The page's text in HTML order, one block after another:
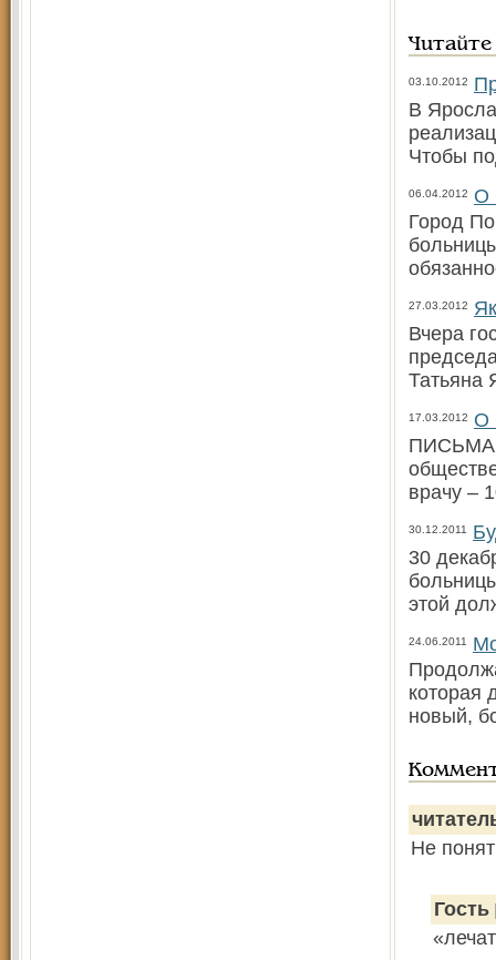
03.10.2012
В
Чтобы
06.04.2012
О
Город
27.03.2012
Вчера
Татьяна
17.03.2012
О
ПИСЬМА
врачу –
30.12.2011
30
этой
24.06.2011
которая
новый,
Не
Гость